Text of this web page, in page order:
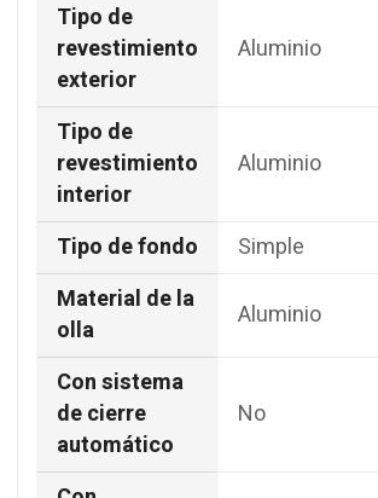
Tipo de
revestimiento
exterior
Aluminio
Tipo de
revestimiento
interior
Aluminio
Tipo de fondo
Simple
Material de la
olla
Aluminio
Con sistema
de cierre
automático
No